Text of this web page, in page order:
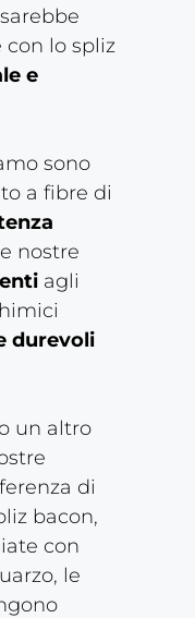
lo spliz
e
sono
a fibre di
nostre
agli
durevoli
un altro
di
bacon,
con
le